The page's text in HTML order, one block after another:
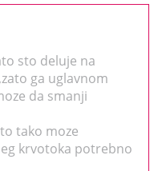
sto deluje na
ga uglavnom
da smanji
tako moze
krvotoka potrebno